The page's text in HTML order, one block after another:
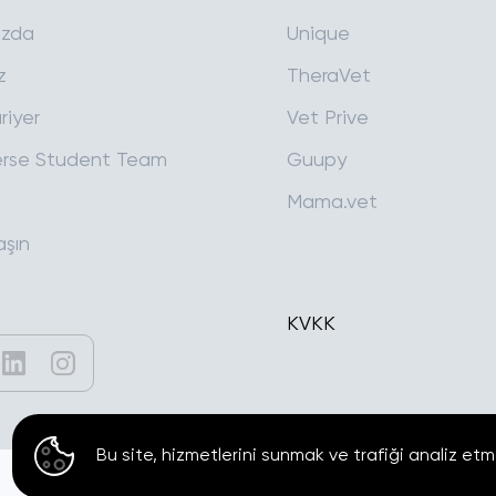
Student Team
Unique
TheraVet
Vet Prive
Guupy
Mama.vet
KVKK
Bu site, hizmetlerini sunmak ve trafiği analiz